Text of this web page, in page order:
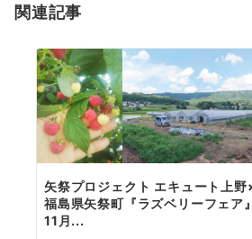
ン
関連記事
矢祭プロジェクト エキュート上野
福島県矢祭町『ラズベリーフェア』
11月...